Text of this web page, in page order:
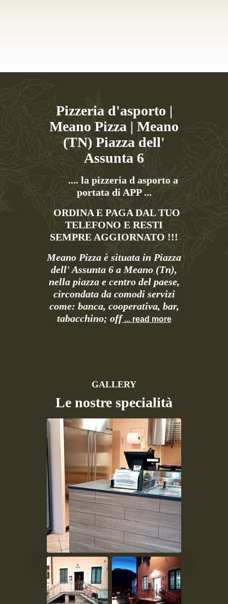
Pizzeria d'asporto |
Meano Pizza | Meano
(TN) Piazza dell'
Assunta 6
.... la pizzeria d asporto a
portata di APP ...
ORDINA E PAGA DAL TUO
TELEFONO E RESTI
SEMPRE AGGIORNATO !!!
Meano Pizza è situata in Piazza
dell' Assunta 6 a Meano (Tn),
nella piazza e centro del paese,
circondata da comodi servizi
come: banca, cooperativa, bar,
tabacchino; off... read more
GALLERY
Le nostre specialità